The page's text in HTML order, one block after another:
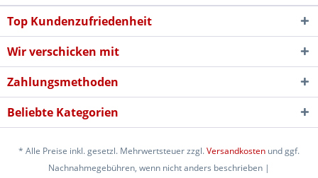
Top Kundenzufriedenheit
Wir verschicken mit
Zahlungsmethoden
Beliebte Kategorien
* Alle Preise inkl. gesetzl. Mehrwertsteuer zzgl.Versandkosten und ggf.
Nachnahmegebühren, wenn nicht anders beschrieben |